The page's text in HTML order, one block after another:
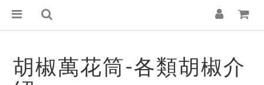
胡椒萬花筒-各類胡椒介